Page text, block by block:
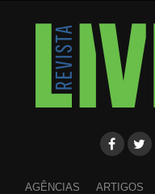
AGÊNCIAS ARTIGOS